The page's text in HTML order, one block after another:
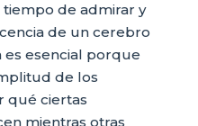
de admirar y
de un cerebro
es esencial porque
de los
qué ciertas
mientras otras